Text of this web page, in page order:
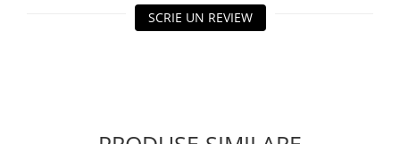
SCRIE UN REVIEW